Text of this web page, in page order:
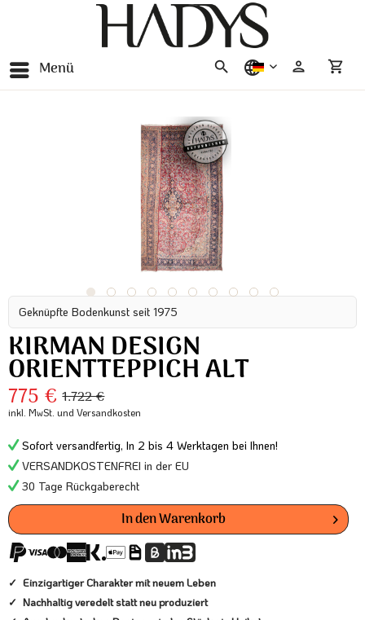
Menü deutsch
Geknüpfte Bodenkunst seit 1975
KIRMAN DESIGN
ORIENTTEPPICH ALT
775 € 1.722 €
inkl. MwSt. und Versandkosten
Sofort versandfertig, In 2 bis 4 Werktagen bei Ihnen!
VERSANDKOSTENFREI in der EU
30 Tage Rückgaberecht
In denWarenkorb
Einzigartiger Charakter mit neuem Leben
Nachhaltig veredelt statt neu produziert